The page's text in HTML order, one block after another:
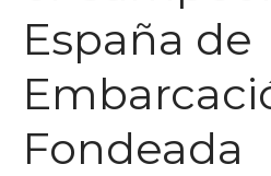
España de
Fondeada